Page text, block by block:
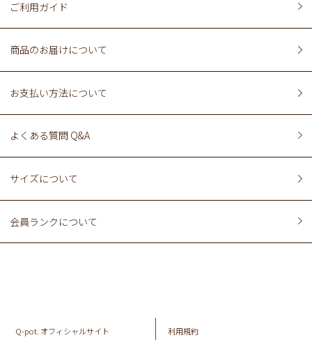
ご利用ガイド
商品のお届けについて
お支払い方法について
よくある質問 Q&A
サイズについて
会員ランクについて
Q-pot. オフィシャルサイト 利用規約